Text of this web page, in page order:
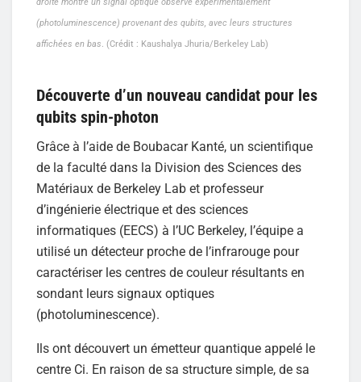
(photoluminescence) provenant des qubits, avec leurs structures
affichées en bas. (Crédit : Kaushalya Jhuria/Berkeley Lab)
Découverte d’un nouveau candidat pour les
qubits spin-photon
Grâce à l’aide de Boubacar Kanté, un scientifique
de la faculté dans la Division des Sciences des
Matériaux de Berkeley Lab et professeur
d’ingénierie électrique et des sciences
informatiques (EECS) à l’UC Berkeley, l’équipe a
utilisé un détecteur proche de l’infrarouge pour
caractériser les centres de couleur résultants en
sondant leurs signaux optiques
(photoluminescence).
Ils ont découvert un émetteur quantique appelé le
centre Ci. En raison de sa structure simple, de sa